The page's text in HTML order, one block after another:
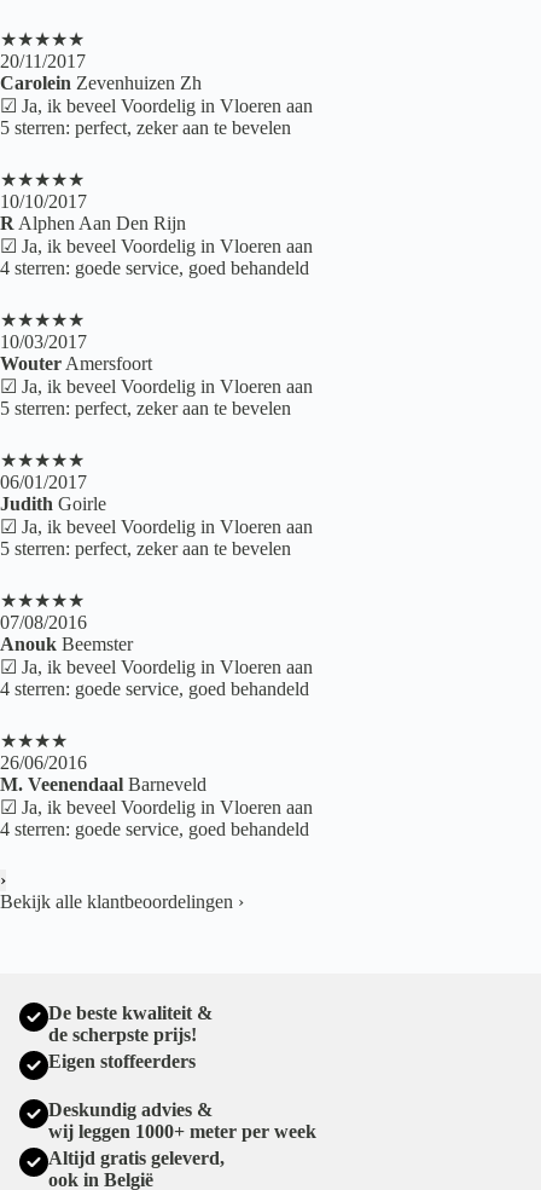
★★★★★
20/11/2017
Carolein Zevenhuizen Zh
☑ Ja, ik beveel Voordelig in Vloeren aan
5 sterren: perfect, zeker aan te bevelen
★★★★★
10/10/2017
R Alphen Aan Den Rijn
☑ Ja, ik beveel Voordelig in Vloeren aan
4 sterren: goede service, goed behandeld
★★★★★
10/03/2017
Wouter Amersfoort
☑ Ja, ik beveel Voordelig in Vloeren aan
5 sterren: perfect, zeker aan te bevelen
★★★★★
06/01/2017
Judith Goirle
☑ Ja, ik beveel Voordelig in Vloeren aan
5 sterren: perfect, zeker aan te bevelen
★★★★★
07/08/2016
Anouk Beemster
☑ Ja, ik beveel Voordelig in Vloeren aan
4 sterren: goede service, goed behandeld
★★★★
26/06/2016
M. Veenendaal Barneveld
☑ Ja, ik beveel Voordelig in Vloeren aan
4 sterren: goede service, goed behandeld
›
Bekijk alle klantbeoordelingen ›
De beste kwaliteit &
de scherpste prijs!
Eigen stoffeerders
Deskundig advies &
wij leggen 1000+ meter per week
Altijd gratis geleverd,
ook in België